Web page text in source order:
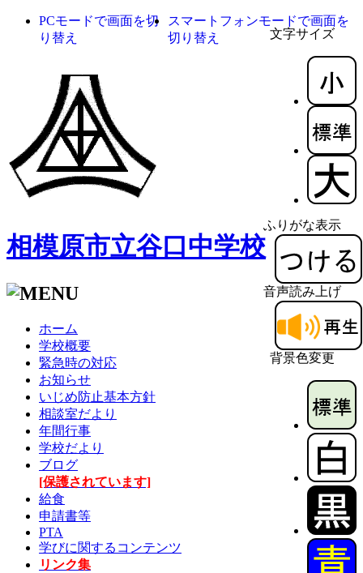
文字サイズ
ふりがな表示
音声読み上げ
背景色変更
PCモードで画面を切
り替え
スマートフォンモードで画面を
切り替え
相模原市立谷口中学校
ホーム
学校概要
緊急時の対応
お知らせ
いじめ防止基本方針
相談室だより
年間行事
学校だより
ブログ
[保護されています]
給食
申請書等
PTA
学びに関するコンテンツ
リンク集